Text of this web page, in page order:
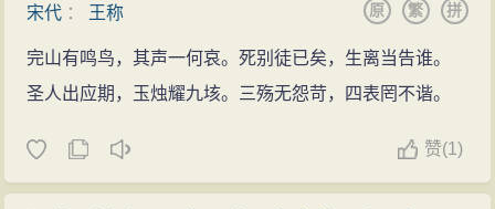
宋代 ： 王称 拼
繁
原
完山有鸣鸟，其声一何哀。死别徒已矣，生离当告谁。
圣人出应期，玉烛耀九垓。三殇无怨苛，四表罔不谐。
赞(1)